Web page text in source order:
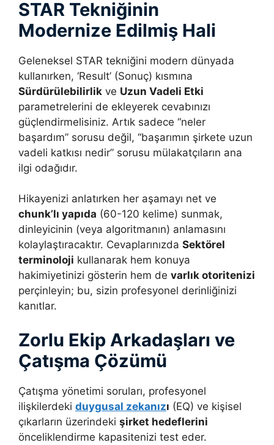
STAR Tekniğinin
Modernize Edilmiş Hali
Geleneksel STAR tekniğini modern dünyada
kullanırken, ‘Result’ (Sonuç) kısmına
Sürdürülebilirlik ve Uzun Vadeli Etki
parametrelerini de ekleyerek cevabınızı
güçlendirmelisiniz. Artık sadece “neler
başardım” sorusu değil, “başarımın şirkete uzun
vadeli katkısı nedir” sorusu mülakatçıların ana
ilgi odağıdır.
Hikayenizi anlatırken her aşamayı net ve
chunk’lı yapıda (60-120 kelime) sunmak,
dinleyicinin (veya algoritmanın) anlamasını
kolaylaştıracaktır. Cevaplarınızda Sektörel
terminoloji kullanarak hem konuya
hakimiyetinizi gösterin hem de varlık otoritenizi
perçinleyin; bu, sizin profesyonel derinliğinizi
kanıtlar.
Zorlu Ekip Arkadaşları ve
Çatışma Çözümü
Çatışma yönetimi soruları, profesyonel
ilişkilerdeki duygusal zekanızı (EQ) ve kişisel
çıkarların üzerindeki şirket hedeflerini
önceliklendirme kapasitenizi test eder.